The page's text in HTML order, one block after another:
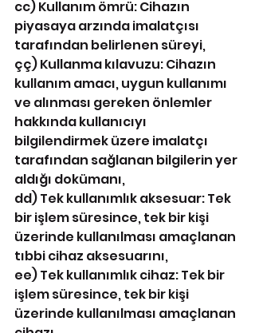
cc) Kullanım ömrü: Cihazın
piyasaya arzında imalatçısı
tarafından belirlenen süreyi,
çç) Kullanma kılavuzu: Cihazın
kullanım amacı, uygun kullanımı
ve alınması gereken önlemler
hakkında kullanıcıyı
bilgilendirmek üzere imalatçı
tarafından sağlanan bilgilerin yer
aldığı dokümanı,
dd) Tek kullanımlık aksesuar: Tek
bir işlem süresince, tek bir kişi
üzerinde kullanılması amaçlanan
tıbbi cihaz aksesuarını,
ee) Tek kullanımlık cihaz: Tek bir
işlem süresince, tek bir kişi
üzerinde kullanılması amaçlanan